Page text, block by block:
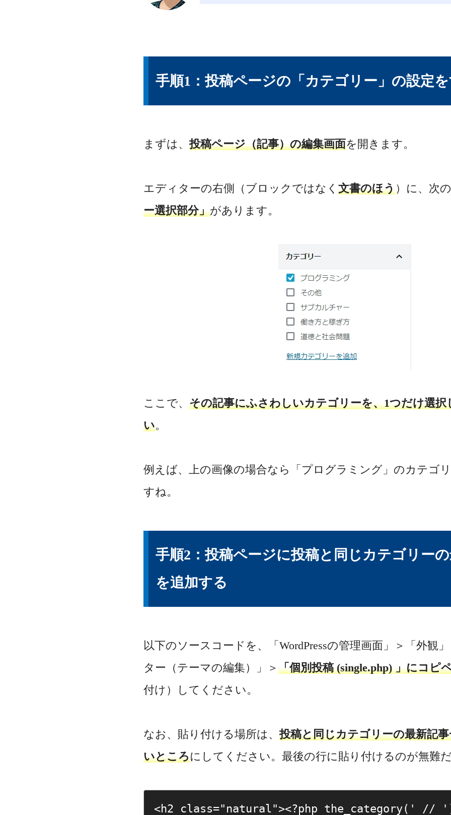
手順1：投稿ページの「カテゴリー」の設定
まずは、投稿ページ（記事）の編集画面を開きます。
エディターの右側（ブロックではなく文書のほう）に、次
ー選択部分」があります。
ここで、その記事にふさわしいカテゴリーを、1つだけ選
い。
例えば、上の画像の場合なら「プログラミング」のカテゴ
すね。
手順2：投稿ページに投稿と同じカテゴリー
を追加する
以下のソースコードを、「WordPressの管理画面」＞「外観
ター（テーマの編集）」＞「個別投稿 (single.php) 」にコピ
付け）してください。
なお、貼り付ける場所は、投稿と同じカテゴリーの最新記
いところにしてください。最後の行に貼り付けるのが無難
<h2 class="natural"><?php the_category(' // ')